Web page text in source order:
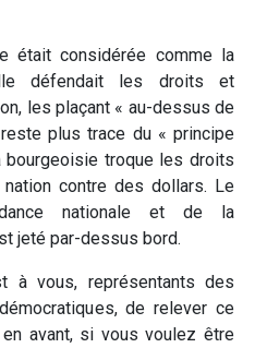
était considérée comme la
défendait les droits et
les plaçant « au-dessus de
plus trace du « principe
bourgeoisie troque les droits
contre des dollars. Le
nationale et de la
jeté par-dessus bord.
à vous, représentants des
de relever ce
avant, si vous voulez être